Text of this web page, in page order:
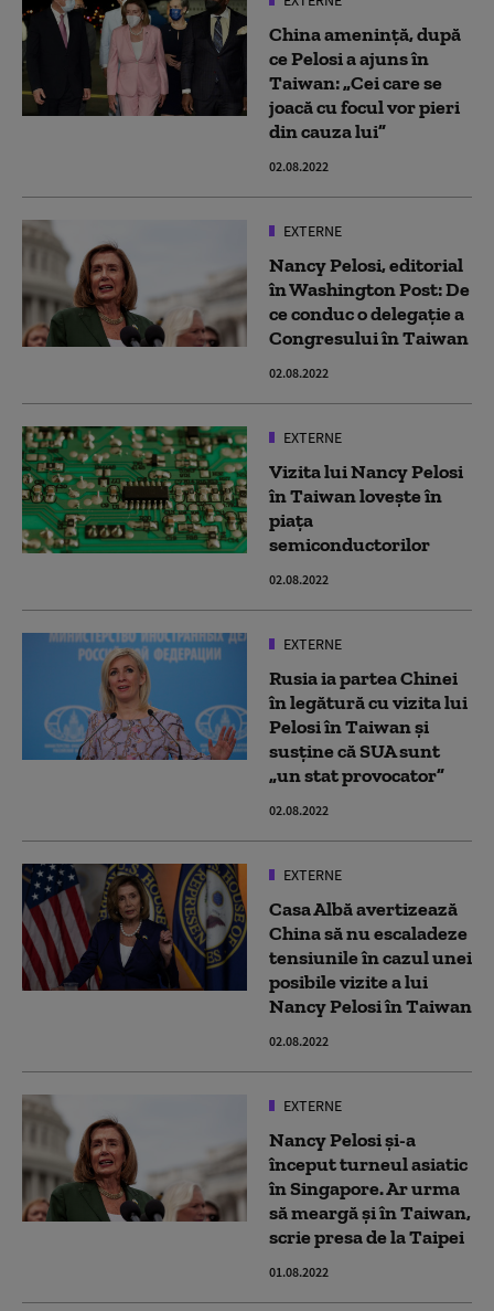
China amenință, după
ce Pelosi a ajuns în
Taiwan: „Cei care se
joacă cu focul vor pieri
din cauza lui”
02.08.2022
EXTERNE
Nancy Pelosi, editorial
în Washington Post: De
ce conduc o delegație a
Congresului în Taiwan
02.08.2022
EXTERNE
Vizita lui Nancy Pelosi
în Taiwan lovește în
piața
semiconductorilor
02.08.2022
EXTERNE
Rusia ia partea Chinei
în legătură cu vizita lui
Pelosi în Taiwan și
susține că SUA sunt
„un stat provocator”
02.08.2022
EXTERNE
Casa Albă avertizează
China să nu escaladeze
tensiunile în cazul unei
posibile vizite a lui
Nancy Pelosi în Taiwan
02.08.2022
EXTERNE
Nancy Pelosi și-a
început turneul asiatic
în Singapore. Ar urma
să meargă și în Taiwan,
scrie presa de la Taipei
01.08.2022